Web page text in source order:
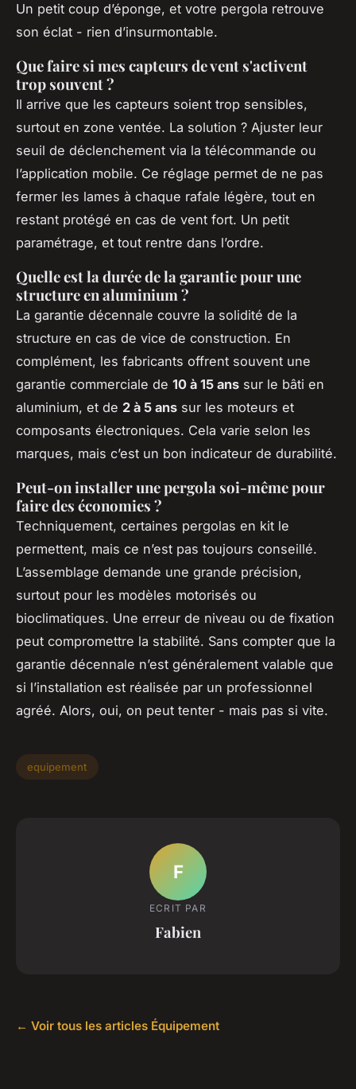
Un petit coup d’éponge, et votre pergola retrouve
son éclat - rien d’insurmontable.
Que faire si mes capteurs de vent s'activent
trop souvent ?
Il arrive que les capteurs soient trop sensibles,
surtout en zone ventée. La solution ? Ajuster leur
seuil de déclenchement via la télécommande ou
l’application mobile. Ce réglage permet de ne pas
fermer les lames à chaque rafale légère, tout en
restant protégé en cas de vent fort. Un petit
paramétrage, et tout rentre dans l’ordre.
Quelle est la durée de la garantie pour une
structure en aluminium ?
La garantie décennale couvre la solidité de la
structure en cas de vice de construction. En
complément, les fabricants offrent souvent une
garantie commerciale de 10 à 15 ans sur le bâti en
aluminium, et de 2 à 5 ans sur les moteurs et
composants électroniques. Cela varie selon les
marques, mais c’est un bon indicateur de durabilité.
Peut-on installer une pergola soi-même pour
faire des économies ?
Techniquement, certaines pergolas en kit le
permettent, mais ce n’est pas toujours conseillé.
L’assemblage demande une grande précision,
surtout pour les modèles motorisés ou
bioclimatiques. Une erreur de niveau ou de fixation
peut compromettre la stabilité. Sans compter que la
garantie décennale n’est généralement valable que
si l’installation est réalisée par un professionnel
agréé. Alors, oui, on peut tenter - mais pas si vite.
equipement
F
ECRIT PAR
Fabien
← Voir tous les articles Équipement